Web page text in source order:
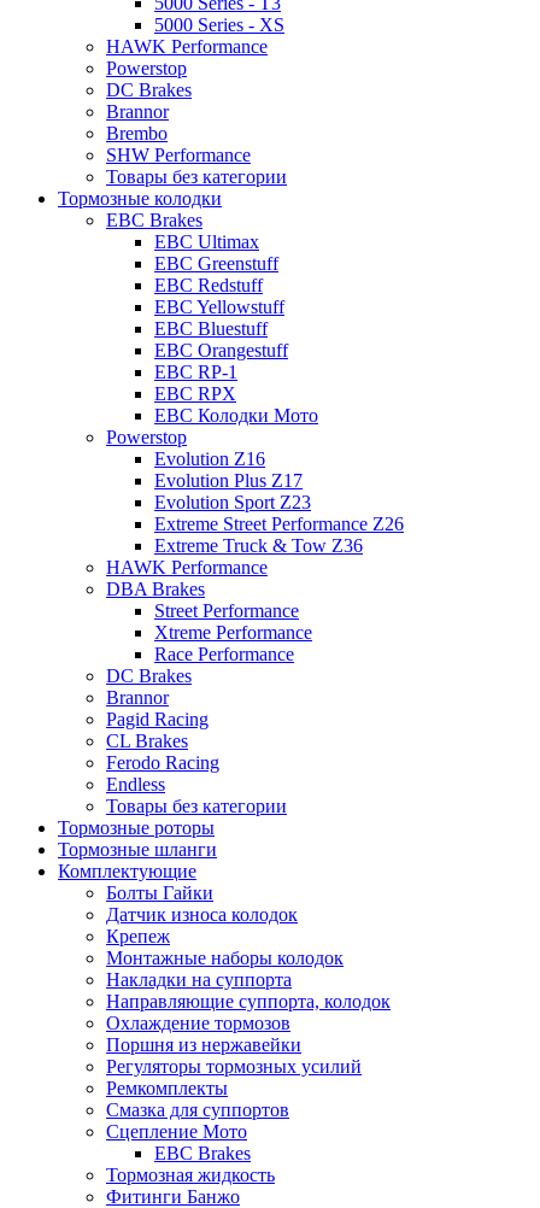
5000 Series - XS
HAWK Performance
Powerstop
DC Brakes
Brannor
Brembo
SHW Performance
Товары без категории
Тормозные колодки
EBC Brakes
EBC Ultimax
EBC Greenstuff
EBC Redstuff
EBC Yellowstuff
EBC Bluestuff
EBC Orangestuff
EBC RP-1
EBC RPX
EBC Колодки Мото
Powerstop
Evolution Z16
Evolution Plus Z17
Evolution Sport Z23
Extreme Street Performance Z26
Extreme Truck & Tow Z36
HAWK Performance
DBA Brakes
Street Performance
Xtreme Performance
Race Performance
DC Brakes
Brannor
Pagid Racing
CL Brakes
Ferodo Racing
Endless
Товары без категории
Тормозные роторы
Тормозные шланги
Комплектующие
Болты Гайки
Датчик износа колодок
Крепеж
Монтажные наборы колодок
Накладки на суппорта
Направляющие суппорта, колодок
Охлаждение тормозов
Поршня из нержавейки
Регуляторы тормозных усилий
Ремкомплекты
Смазка для суппортов
Сцепление Мото
EBC Brakes
Тормозная жидкость
Фитинги Банжо